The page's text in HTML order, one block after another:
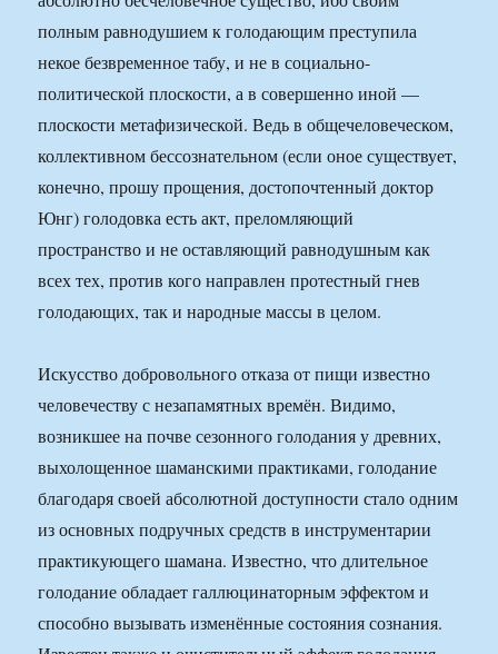
полным равнодушием к голодающим преступила
некое безвременное табу, и не в социально-
политической плоскости, а в совершенно иной —
плоскости метафизической. Ведь в общечеловеческом,
коллективном бессознательном (если оное существует,
конечно, прошу прощения, достопочтенный доктор
Юнг) голодовка есть акт, преломляющий
пространство и не оставляющий равнодушным как
всех тех, против кого направлен протестный гнев
голодающих, так и народные массы в целом.
Искусство добровольного отказа от пищи известно
человечеству с незапамятных времён. Видимо,
возникшее на почве сезонного голодания у древних,
выхолощенное шаманскими практиками, голодание
благодаря своей абсолютной доступности стало одним
из основных подручных средств в инструментарии
практикующего шамана. Известно, что длительное
голодание обладает галлюцинаторным эффектом и
способно вызывать изменённые состояния сознания.